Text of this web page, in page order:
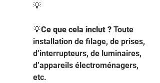
💡
💡Ce que cela inclut ? Toute
installation de filage, de prises,
d’interrupteurs, de luminaires,
d’appareils électroménagers,
etc.